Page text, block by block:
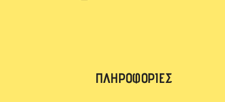
ΠΛΗΡΟΦΟΡΊΕΣ